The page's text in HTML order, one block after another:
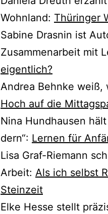
Wohnland: Thüringer
Sabine Drasnin ist
Zusammenarbeit mit
eigentlich?
Andrea Behnke weiß,
Hoch auf die
Nina Hundhausen
dern“: Lernen für
Lisa Graf-Riemann
Arbeit: Als ich selbst
Steinzeit
Elke Hesse stellt